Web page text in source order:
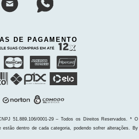
DE PAGAMENTO
51.889.106/0001-29 – Todos os Direitos Reservados.* O
estão dentro de cada categoria, podendo sofrer alterações. By